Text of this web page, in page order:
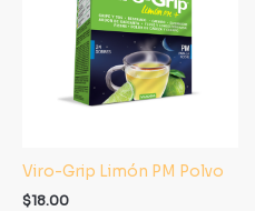
Viro-Grip Limón PM Polvo
$18.00